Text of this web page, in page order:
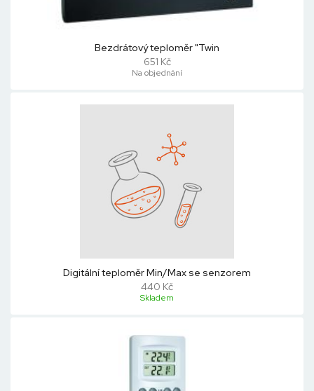
Bezdrátový teploměr "Twin
651 Kč
Na objednání
Digitální teploměr Min/Max se senzorem
440 Kč
Skladem